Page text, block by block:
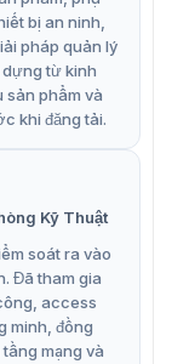
8 bit)
trạng đọc
bị an ninh,
pháp quản lý
từ kinh
sản phẩm và
khi đăng tải.
Kỹ Thuật
soát ra vào
Đã tham gia
access
minh, đồng
mạng và